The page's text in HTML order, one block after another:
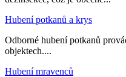
Hubení potkanů a krys
Odborné hubení potkanů
objektech....
Hubení mravenců